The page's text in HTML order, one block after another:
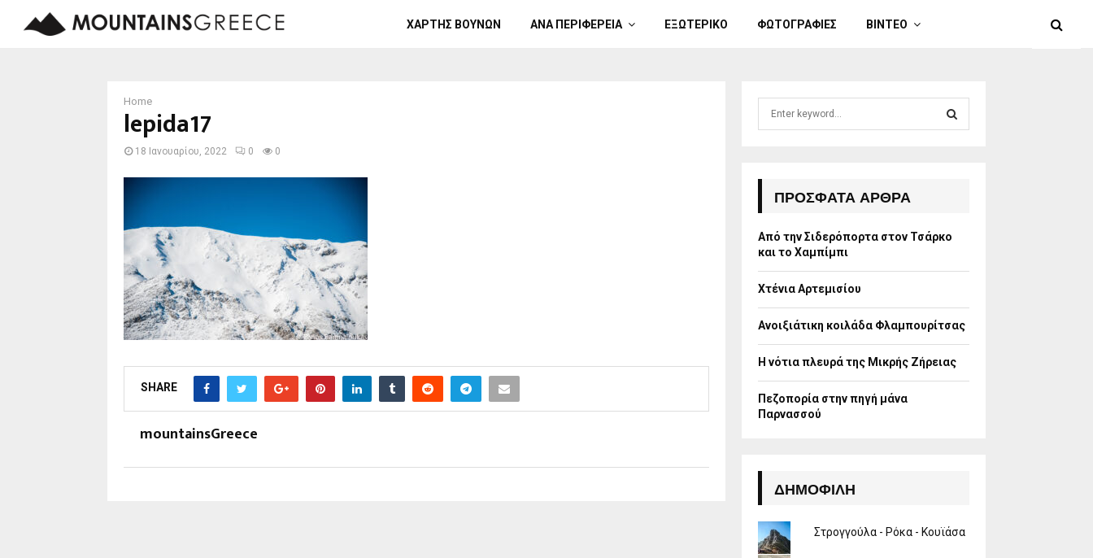
ΧΑΡΤΗΣ ΒΟΥΝΩΝ ΑΝΑ ΠΕΡΙΦΕΡΕΙΑ ΕΞΩΤΕΡΙΚΟ ΦΩΤΟΓΡΑΦΙΕΣ ΒΙΝΤΕΟ
Home
lepida17
18 Ιανουαρίου, 2022 0 0
SHARE
mountainsGreece
r
:
R
H
ΠΡΌΣΦΑΤΑ ΆΡΘΡΑ
Από την Σιδερόπορτα στον Τσάρκο
και το Χαμπίμπι
Χτένια Αρτεμισίου
Ανοιξιάτικη κοιλάδα Φλαμπουρίτσας
Η νότια πλευρά της Μικρής Ζήρειας
Πεζοπορία στην πηγή μάνα
Παρνασσού
ΔΗΜΟΦΙΛΉ
Στρογγούλα - Ρόκα - Κουϊάσα